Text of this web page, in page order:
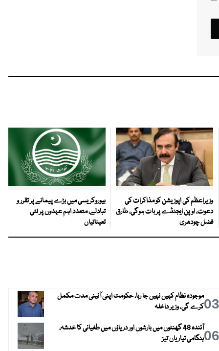
وزیراعظم کی اپوزیشن کو مذاکرات کی
دعوت، اوپن ایجنڈے پر بات ہوگی، طارق
فضل چودھری
بیوروکریسی میں بڑے پیمانے پر تقرر و
تبادلے، متعدد اہم عہدوں پر نئی
تعیناتیاں
03موجودہ نظام کہیں نہیں جا رہا، حکومت اپنی آئینی مدت مکمل
کرے گی، وزیر داخلہ
06
آئندہ 48 گھنٹوں میں بارشوں اور دریاؤں میں طغیانی کا خدشہ،
ہنگامی تیاریاں تیز